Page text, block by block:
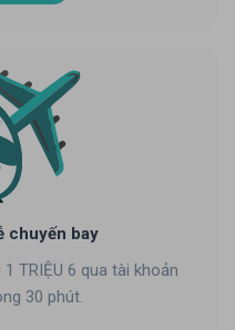
chuyến bay
TRIỆU 6 qua tài khoản
30 phút.